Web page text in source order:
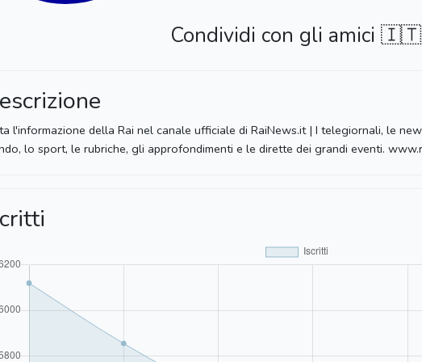
Condividi con gli amici 🇮🇹
l'informazione della Rai nel canale ufficiale di RaiNews.it | I telegiornali, le
lo sport, le rubriche, gli approfondimenti e le dirette dei grandi eventi.